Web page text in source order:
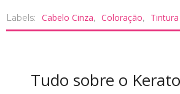
Labels: Cabelo Cinza, Coloração,
Tudo sobre o